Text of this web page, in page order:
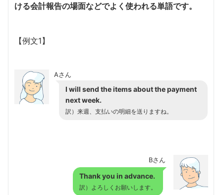
ける会計報告の場面などでよく使われる単語です。
【例文1】
Aさん
I will send the items about the payment
next week.
訳）来週、支払いの明細を送りますね。
Bさん
Thank you in advance.
訳）よろしくお願いします。